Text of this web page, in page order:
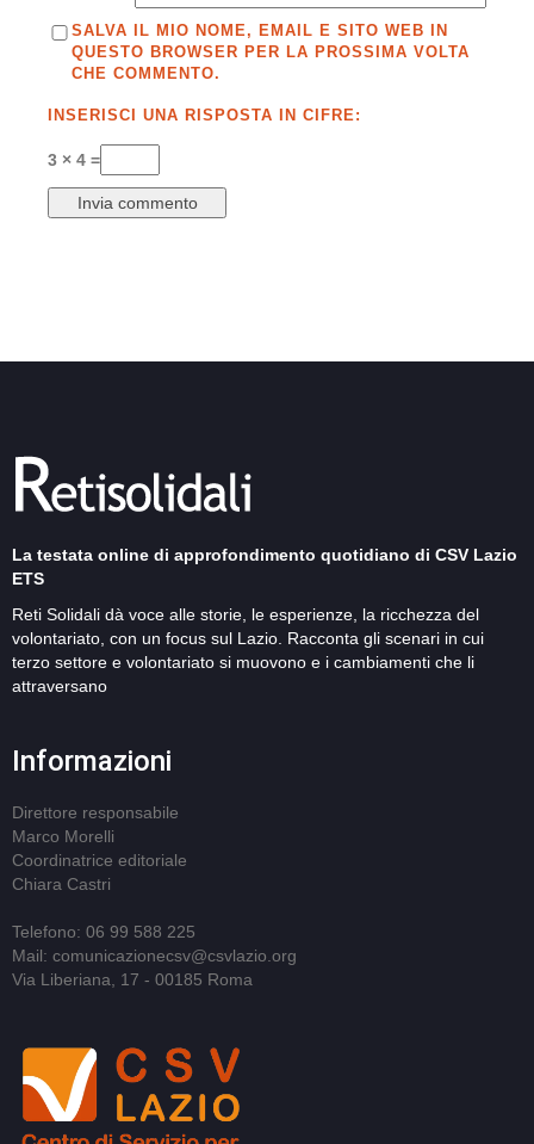
SALVA IL MIO NOME, EMAIL E SITO WEB IN
QUESTO BROWSER PER LA PROSSIMA VOLTA
CHE COMMENTO.
INSERISCI UNA RISPOSTA IN CIFRE:
3 × 4 =
La testata online di approfondimento quotidiano di CSV Lazio
ETS
Reti Solidali dà voce alle storie, le esperienze, la ricchezza del
volontariato, con un focus sul Lazio. Racconta gli scenari in cui
terzo settore e volontariato si muovono e i cambiamenti che li
attraversano
Informazioni
Direttore responsabile
Marco Morelli
Coordinatrice editoriale
Chiara Castri
Telefono: 06 99 588 225
Mail: comunicazionecsv@csvlazio.org
Via Liberiana, 17 - 00185 Roma